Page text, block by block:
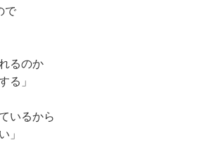
で
るのか
る」
いるから
」